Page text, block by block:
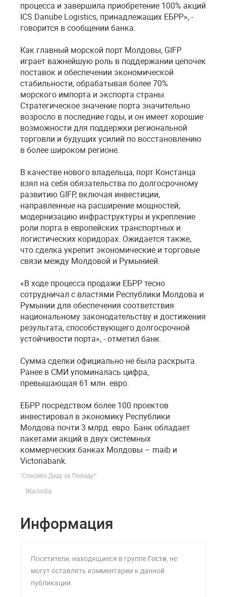
процесса и завершила приобретение 100% акций
ICS Danube Logistics, принадлежащих ЕБРР», -
говорится в сообщении банка.
Как главный морской порт Молдовы, GIFP
играет важнейшую роль в поддержании цепочек
поставок и обеспечении экономической
стабильности, обрабатывая более 70%
морского импорта и экспорта страны.
Стратегическое значение порта значительно
возросло в последние годы, и он имеет хорошие
возможности для поддержки региональной
торговли и будущих усилий по восстановлению
в более широком регионе.
В качестве нового владельца, порт Констанца
взял на себя обязательства по долгосрочному
развитию GIFP, включая инвестиции,
направленные на расширение мощностей,
модернизацию инфраструктуры и укрепление
роли порта в европейских транспортных и
логистических коридорах. Ожидается также,
что сделка укрепит экономические и торговые
связи между Молдовой и Румынией.
«В ходе процесса продажи ЕБРР тесно
сотрудничал с властями Республики Молдова и
Румынии для обеспечения соответствия
национальному законодательству и достижения
результата, способствующего долгосрочной
устойчивости порта», - отметил банк.
Сумма сделки официально не была раскрыта.
Ранее в СМИ упоминалась цифра,
превышающая 61 млн. евро.
ЕБРР посредством более 100 проектов
инвестировал в экономику Республики
Молдова почти 3 млрд. евро. Банк обладает
пакетами акций в двух системных
коммерческих банках Молдовы – maib и
Victoriabank.
"Спасибо Деду за Победу!"
Жалоба
Информация
Посетители, находящиеся в группе Гости , не
могут оставлять комментарии к данной
публикации.